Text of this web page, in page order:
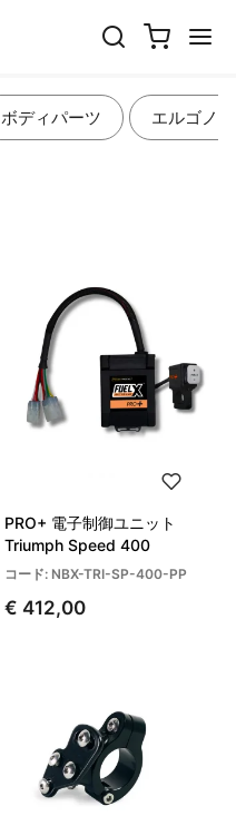
ボディパーツ エルゴノ
PRO+ 電子制御ユニット
Triumph Speed 400
コード: NBX-TRI-SP-400-PP
€ 412,00